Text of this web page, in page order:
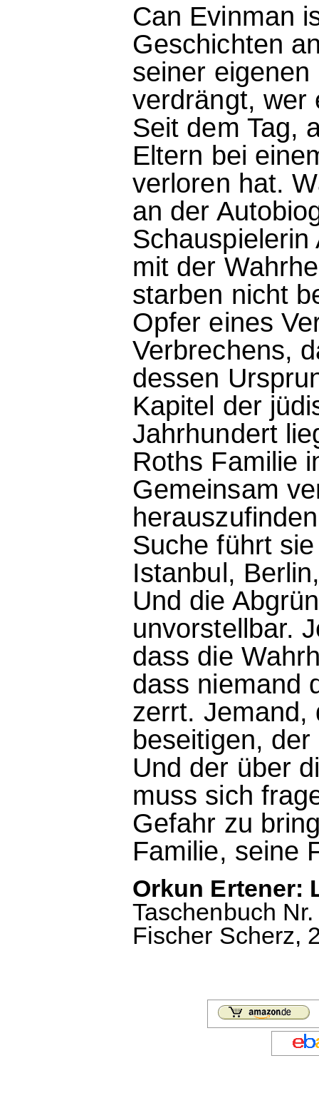
Can Evinman
Geschichten
seiner
verdrängt, wer
Seit dem Tag,
Eltern bei
verloren hat.
an der
mit der
starben nicht
Opfer eines
Verbrechens,
dessen
Kapitel der
Jahrhundert
Roths Familie
Gemeinsam
Suche führt
Istanbul,
Und die
unvorstellbar.
dass die
dass niemand
zerrt. Jemand,
beseitigen,
Und der über
muss sich
Gefahr zu
Familie, seine
Orkun Ertener:
Taschenbuch
Fischer Scherz,